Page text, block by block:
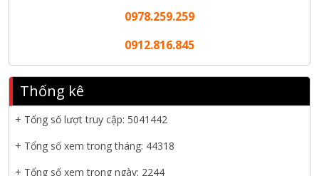
KHAI XUÂN 2026 – KHỞI ĐẦU MAY MẮN, VỮNG BƯỚC
THƯ CHÚC MỪNG NĂM MỚI 2026
NANIBI VIỆT NAM YEAR END PARTY 2025 – ĐỒNG HÀNH
0978.259.259
0912.816.845
Thống kê
+ Tổng số lượt truy cập: 5041442
+ Tổng số xem trong tháng: 44318
+ Tổng số xem trong ngày: 2244